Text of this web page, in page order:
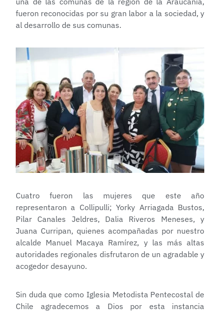
fueron reconocidas por su gran labor a la sociedad, y
al desarrollo de sus comunas.
Cuatro fueron las mujeres que este año
representaron a Collipulli; Yorky Arriagada Bustos,
Pilar Canales Jeldres, Dalia Riveros Meneses, y
Juana Curripan, quienes acompañadas por nuestro
alcalde Manuel Macaya Ramírez, y las más altas
autoridades regionales disfrutaron de un agradable y
acogedor desayuno.
Sin duda que como Iglesia Metodista Pentecostal de
Chile agradecemos a Dios por esta instancia